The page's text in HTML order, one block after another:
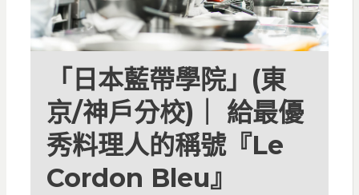
「日本藍帶學院」(東
京/神戶分校)｜ 給最優
秀料理人的稱號『Le
Cordon Bleu』